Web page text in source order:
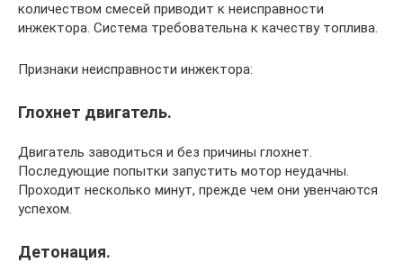
количеством смесей приводит к неисправности
инжектора. Система требовательна к качеству топлива.
Признаки неисправности инжектора:
Глохнет двигатель.
Двигатель заводиться и без причины глохнет.
Последующие попытки запустить мотор неудачны.
Проходит несколько минут, прежде чем они увенчаются
успехом.
Детонация.